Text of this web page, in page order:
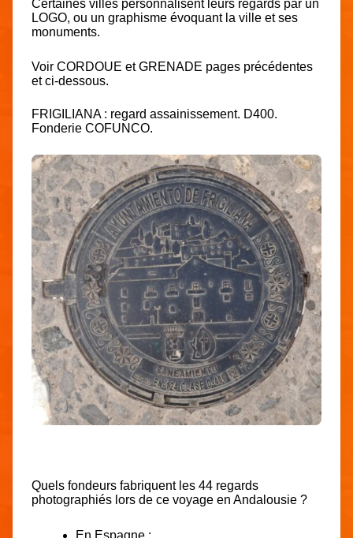
Certaines villes personnalisent leurs regards par un
LOGO, ou un graphisme évoquant la ville et ses
monuments.
Voir CORDOUE et GRENADE pages précédentes
et ci-dessous.
FRIGILIANA : regard assainissement. D400.
Fonderie COFUNCO.
Quels fondeurs fabriquent les 44 regards
photographiés lors de ce voyage en Andalousie ?
En Espagne :